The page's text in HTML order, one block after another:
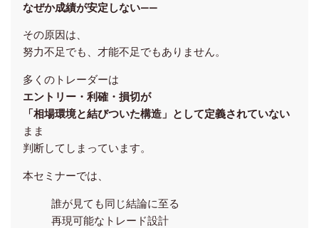
なぜか成績が安定しない——
その原因は、
努力不足でも、才能不足でもありません。
多くのトレーダーは
エントリー・利確・損切が
「相場環境と結びついた構造」として定義されていない
まま
判断してしまっています。
本セミナーでは、
誰が見ても同じ結論に至る
再現可能なトレード設計